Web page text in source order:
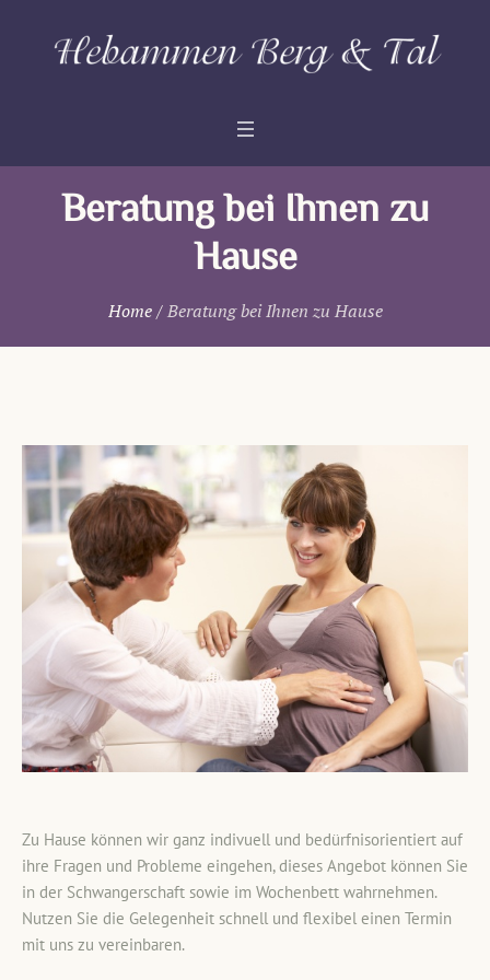
Beratung bei Ihnen zu
Hause
Home /Beratung bei Ihnen zu Hause
Zu Hause können wir ganz indivuell und bedürfnisorientiert auf
ihre Fragen und Probleme eingehen, dieses Angebot können Sie
in der Schwangerschaft sowie im Wochenbett wahrnehmen.
Nutzen Sie die Gelegenheit schnell und flexibel einen Termin
mit uns zu vereinbaren.